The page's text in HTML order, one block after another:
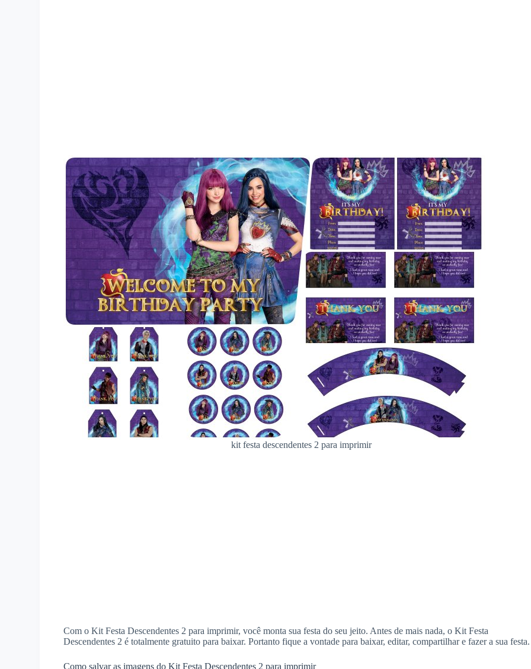
kit festa descendentes 2 para imprimir
Com o Kit Festa Descendentes 2 para imprimir, você monta sua festa do seu jeito. Antes de mais nada, o Kit Festa
Descendentes 2 é totalmente gratuito para baixar. Portanto fique a vontade para baixar, editar, compartilhar e fazer a sua festa.
Como salvar as imagens do Kit Festa Descendentes 2 para imprimir